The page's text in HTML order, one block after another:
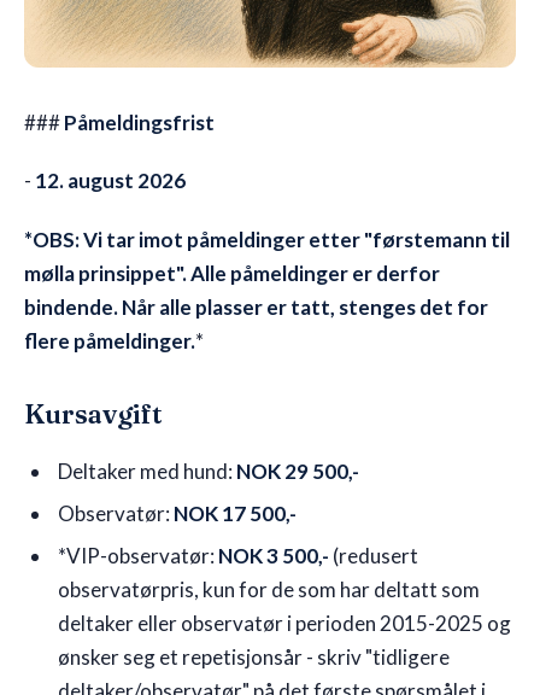
###Påmeldingsfrist
- 12. august 2026
*OBS: Vi tar imot påmeldinger etter "førstemann til
mølla prinsippet". Alle påmeldinger er derfor
bindende. Når alle plasser er tatt, stenges det for
flere påmeldinger.*
Kursavgift
Deltaker med hund: NOK 29 500,-
Observatør: NOK 17 500,-
*VIP-observatør: NOK 3 500,- (redusert
observatørpris, kun for de som har deltatt som
deltaker eller observatør i perioden 2015-2025 og
ønsker seg et repetisjonsår - skriv "tidligere